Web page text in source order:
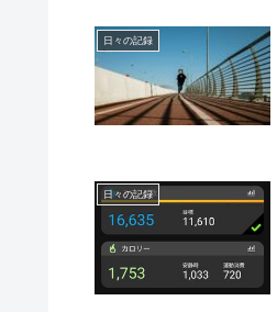
日々の記録
日々の記録